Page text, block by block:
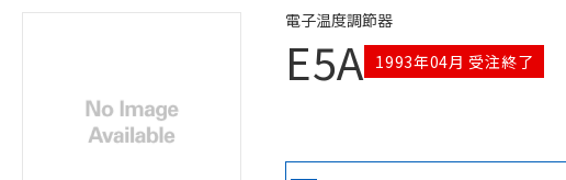
電子温度調節器
E5A 1993年04月 受注終了